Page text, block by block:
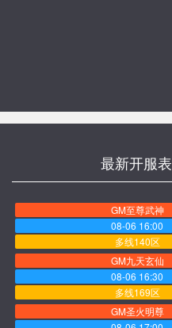
最新开服表
GM至尊武神
08-06 16:00
多线140区
GM九天玄仙
08-06 16:30
多线169区
GM圣火明尊